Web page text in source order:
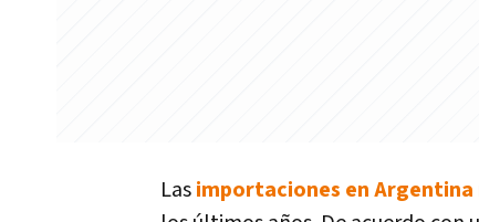
Lasimportaciones en